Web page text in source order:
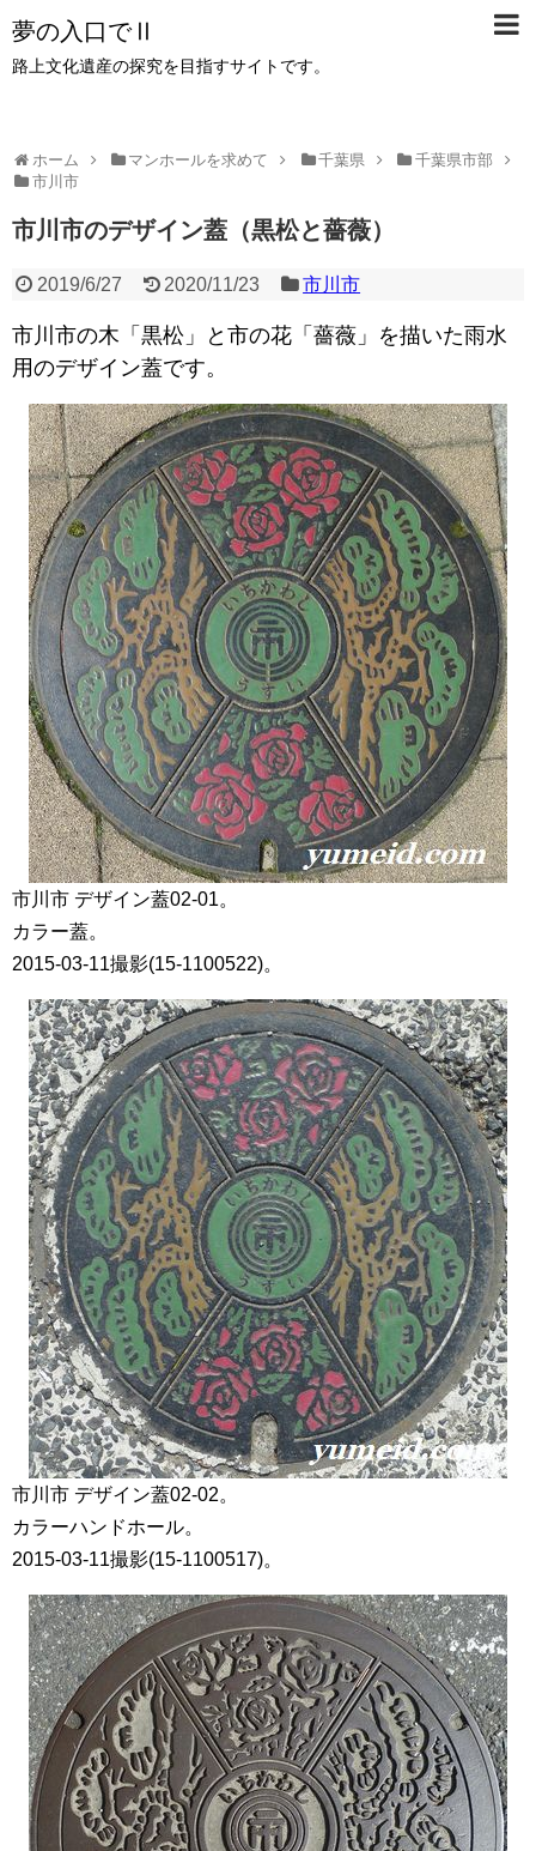
夢の入口でⅡ
路上文化遺産の探究を目指すサイトです。
ホーム マンホールを求めて 千葉県
千葉県市部
市川市
市川市のデザイン蓋（黒松と薔薇）
2019/6/27 2020/11/23 市川市
市川市の木「黒松」と市の花「薔薇」を描いた雨水
用のデザイン蓋です。
市川市 デザイン蓋02-01。
カラー蓋。
2015-03-11撮影(15-1100522)。
市川市 デザイン蓋02-02。
カラーハンドホール。
2015-03-11撮影(15-1100517)。